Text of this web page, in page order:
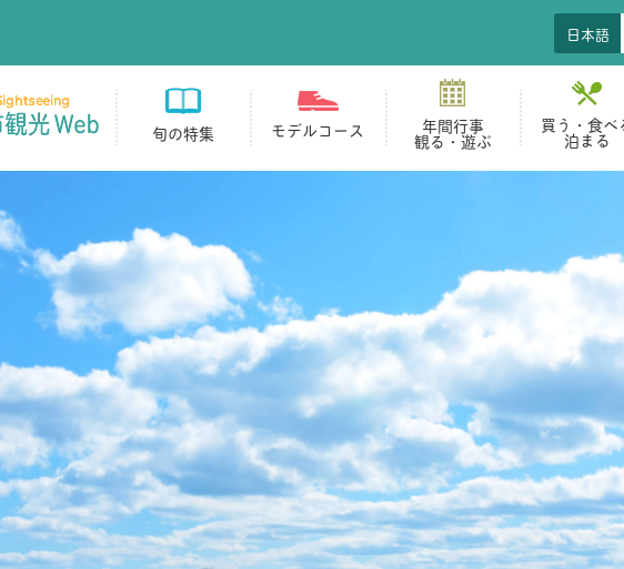
日本語
旬の特集 モデルコース 年間行事
観る・遊ぶ
買う・食べ
泊まる